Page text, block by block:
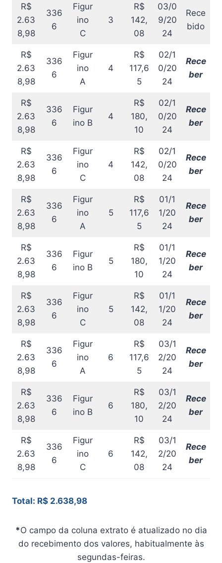
R$
2.63
8,98
336
6
Figur
ino
C
3
R$
142,
08
03/0
9/20
24
Rece
bido
R$
2.63
8,98
336
6
Figur
ino
A
4
R$
117,6
5
02/1
0/20
24
Rece
ber
R$
2.63
8,98
336
6
Figur
ino B
4
R$
180,
10
02/1
0/20
24
Rece
ber
R$
2.63
8,98
336
6
Figur
ino
C
4
R$
142,
08
02/1
0/20
24
Rece
ber
R$
2.63
8,98
336
6
Figur
ino
A
5
R$
117,6
5
01/1
1/20
24
Rece
ber
R$
2.63
8,98
336
6
Figur
ino B
5
R$
180,
10
01/1
1/20
24
Rece
ber
R$
2.63
8,98
336
6
Figur
ino
C
5
R$
142,
08
01/1
1/20
24
Rece
ber
R$
2.63
8,98
336
6
Figur
ino
A
6
R$
117,6
5
03/1
2/20
24
Rece
ber
R$
2.63
8,98
336
6
Figur
ino B
6
R$
180,
10
03/1
2/20
24
Rece
ber
R$
2.63
8,98
336
6
Figur
ino
C
6
R$
142,
08
03/1
2/20
24
Rece
ber
Total: R$ 2.638,98
*O campo da coluna extrato é atualizado no dia
do recebimento dos valores, habitualmente às
segundas-feiras.